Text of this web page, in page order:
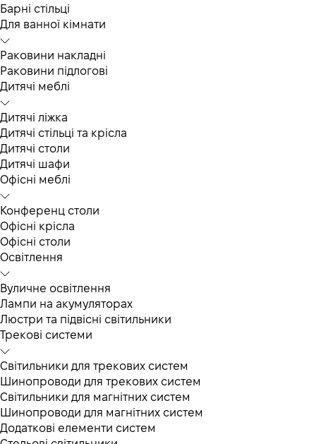
Барні стільці
Для ванної кімнати
Раковини накладні
Раковини підлогові
Дитячі меблі
Дитячі ліжка
Дитячі стільці та крісла
Дитячі столи
Дитячі шафи
Офісні меблі
Конференц столи
Офісні крісла
Офісні столи
Освітлення
Вуличне освітлення
Лампи на акумуляторах
Люстри та підвісні світильники
Трекові системи
Світильники для трекових систем
Шинопроводи для трекових систем
Світильники для магнітних систем
Шинопроводи для магнітних систем
Додаткові елементи систем